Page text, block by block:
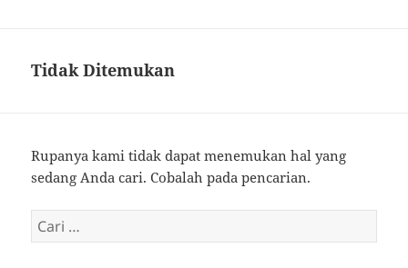
Tidak Ditemukan
Rupanya kami tidak dapat menemukan hal yang
sedang Anda cari. Cobalah pada pencarian.
Cari
untuk: